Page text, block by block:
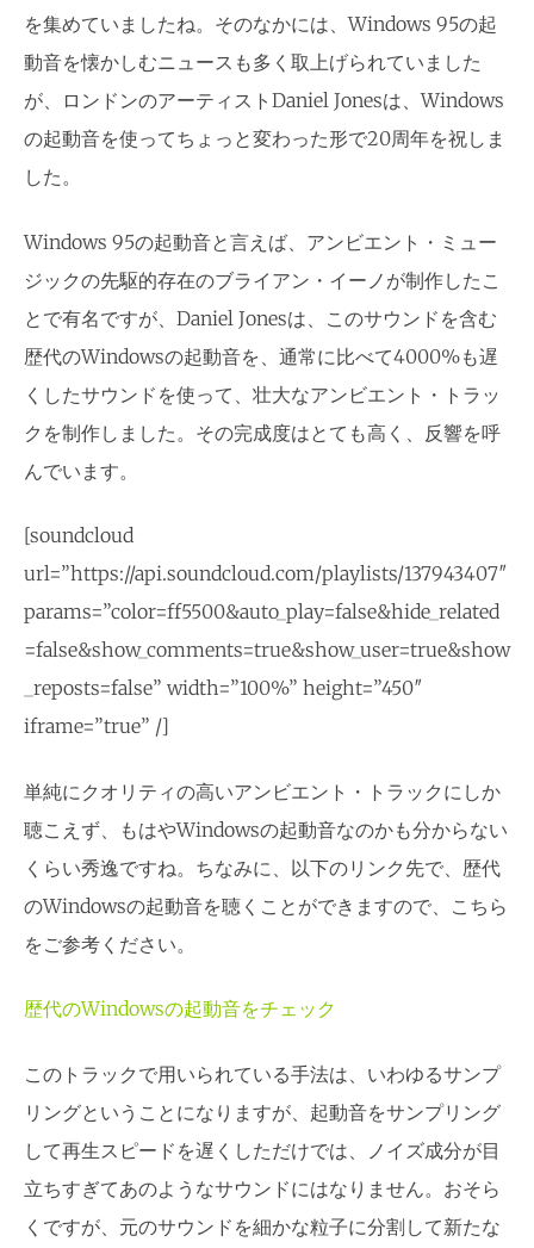
を集めていましたね。そのなかには、Windows 95の起
動音を懐かしむニュースも多く取上げられていました
が、ロンドンのアーティストDaniel Jonesは、Windows
の起動音を使ってちょっと変わった形で20周年を祝しま
した。
Windows 95の起動音と言えば、アンビエント・ミュー
ジックの先駆的存在のブライアン・イーノが制作したこ
とで有名ですが、Daniel Jonesは、このサウンドを含む
歴代のWindowsの起動音を、通常に比べて4000%も遅
くしたサウンドを使って、壮大なアンビエント・トラッ
クを制作しました。その完成度はとても高く、反響を呼
んでいます。
[soundcloud
url=”https://api.soundcloud.com/playlists/137943407″
params=”color=ff5500&auto_play=false&hide_related
=false&show_comments=true&show_user=true&show
_reposts=false” width=”100%” height=”450″
iframe=”true” /]
単純にクオリティの高いアンビエント・トラックにしか
聴こえず、もはやWindowsの起動音なのかも分からない
くらい秀逸ですね。ちなみに、以下のリンク先で、歴代
のWindowsの起動音を聴くことができますので、こちら
をご参考ください。
歴代のWindowsの起動音をチェック
このトラックで用いられている手法は、いわゆるサンプ
リングということになりますが、起動音をサンプリング
して再生スピードを遅くしただけでは、ノイズ成分が目
立ちすぎてあのようなサウンドにはなりません。おそら
くですが、元のサウンドを細かな粒子に分割して新たな